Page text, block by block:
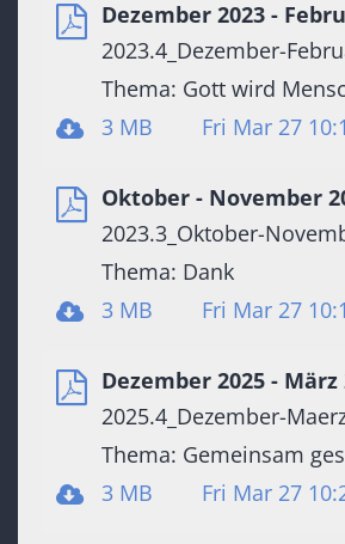
Dezember 2023 -
2023.4_Dezember-
Thema: Gott wird
3 MB
Fri Mar 27
Oktober - November
2023.3_Oktober-
Thema: Dank
3 MB
Fri Mar 27
Dezember 2025 - März
2025.4_Dezember-
Thema: Gemeinsam
3 MB
Fri Mar 27